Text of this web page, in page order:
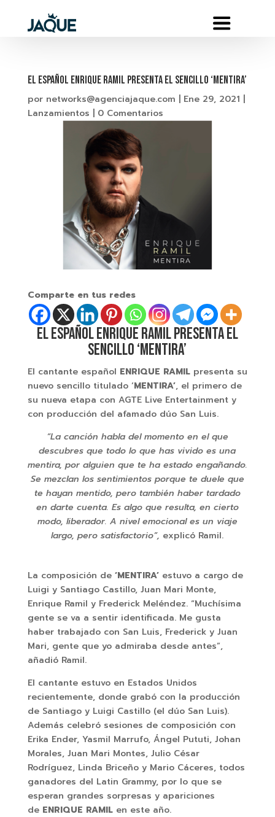
EL ESPAÑOL ENRIQUE RAMIL PRESENTA EL SENCILLO ‘MENTIRA’
por networks@agenciajaque.com Ene 29, 2021
Lanzamientos
0 Comentarios
Comparte en tus redes
EL ESPAÑOL ENRIQUE RAMIL PRESENTA EL
SENCILLO ‘MENTIRA’
El cantante español ENRIQUE RAMILpresenta su
nuevo sencillo titulado ‘MENTIRA’, el primero de
su nueva etapa con AGTE Live Entertainment y
con producción del afamado dúo San Luis.
“La canción habla del momento en el que
descubres que todo lo que has vivido es una
mentira, por alguien que te ha estado engañando.
Se mezclan los sentimientos porque te duele que
te hayan mentido, pero también haber tardado
en darte cuenta. Es algo que resulta, en cierto
modo, liberador. A nivel emocional es un viaje
largo, pero satisfactorio”, explicó Ramil.
La composición de‘MENTIRA’estuvo a cargo de
Luigi y Santiago Castillo, Juan Mari Monte,
Enrique Ramil y Frederick Meléndez. “Muchísima
gente se va a sentir identificada. Me gusta
haber trabajado con San Luis, Frederick y Juan
Mari, gente que yo admiraba desde antes”,
añadió Ramil.
El cantante estuvo en Estados Unidos
recientemente, donde grabó con la producción
de Santiago y Luigi Castillo (el dúo San Luis).
Además celebró sesiones de composición con
Erika Ender, Yasmil Marrufo, Ángel Pututi, Johan
Morales, Juan Mari Montes, Julio César
Rodríguez, Linda Briceño y Mario Cáceres, todos
ganadores del Latin Grammy, por lo que se
esperan grandes sorpresas y apariciones
de ENRIQUE RAMIL en este año.